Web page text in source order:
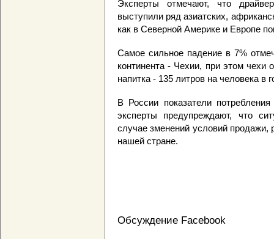
Эксперты отмечают, что
выступили ряд азиатских,
как в Северной Америке и Европе
Самое сильное падение в 7%
континента - Чехии, при этом чехи
напитка - 135 литров на человека в
В России показатели
эксперты предупреждают, что
случае зменений условий продажи,
нашей стране.
Обсуждение Facebook